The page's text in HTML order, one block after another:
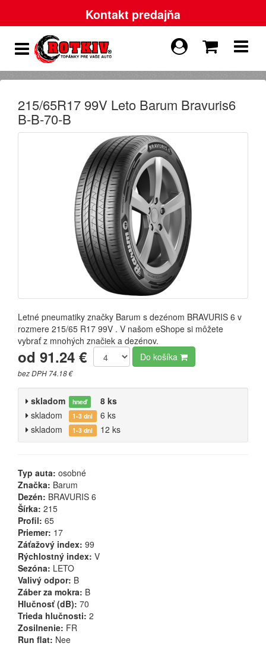
Kontakt predajňa
215/65R17 99V Leto Barum Bravuris6
B-B-70-B
Letné pneumatiky značky Barum s dezénom BRAVURIS 6 v
rozmere 215/65 R17 99V . V našom eShope si môžete
vybrať z mnohých značiek a dezénov.
od 91.24 €
bez DPH 74.18 €
Do košíka
skladom hneď
8 ks
skladom
1-3 dni
6 ks
skladom
1-3 dni 12 ks
Typ auta: osobné
Značka: Barum
Dezén: BRAVURIS 6
Šírka: 215
Profil: 65
Priemer: 17
Záťažový index: 99
Rýchlostný index: V
Sezóna: LETO
Valivý odpor: B
Záber za mokra: B
Hlučnosť (dB): 70
Trieda hlučnosti: 2
Zosilnenie: FR
Run flat: Nee